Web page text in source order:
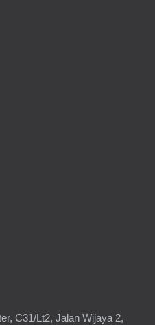
C31/Lt2, Jalan Wijaya 2,